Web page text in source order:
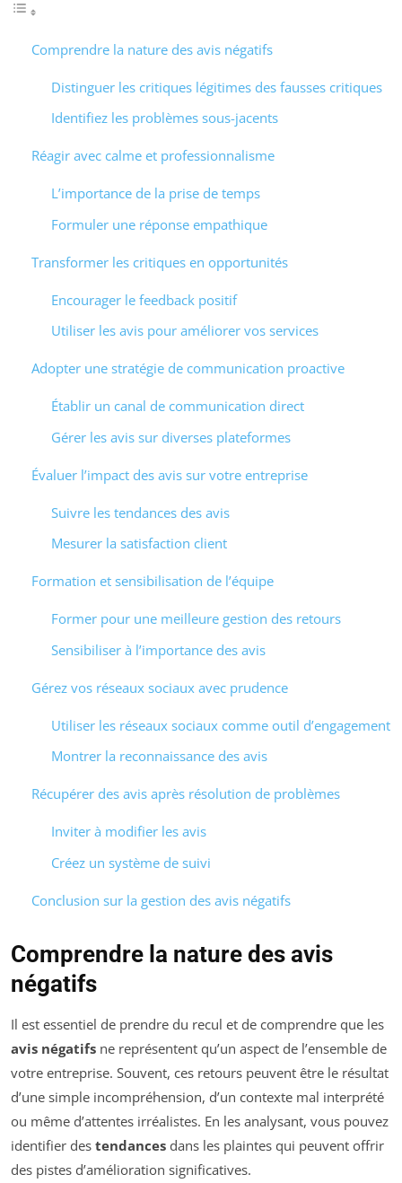
Comprendre la nature des avis négatifs
Distinguer les critiques légitimes des fausses critiques
Identifiez les problèmes sous-jacents
Réagir avec calme et professionnalisme
L’importance de la prise de temps
Formuler une réponse empathique
Transformer les critiques en opportunités
Encourager le feedback positif
Utiliser les avis pour améliorer vos services
Adopter une stratégie de communication proactive
Établir un canal de communication direct
Gérer les avis sur diverses plateformes
Évaluer l’impact des avis sur votre entreprise
Suivre les tendances des avis
Mesurer la satisfaction client
Formation et sensibilisation de l’équipe
Former pour une meilleure gestion des retours
Sensibiliser à l’importance des avis
Gérez vos réseaux sociaux avec prudence
Utiliser les réseaux sociaux comme outil d’engagement
Montrer la reconnaissance des avis
Récupérer des avis après résolution de problèmes
Inviter à modifier les avis
Créez un système de suivi
Conclusion sur la gestion des avis négatifs
Comprendre la nature des avis
négatifs
Il est essentiel de prendre du recul et de comprendre que les
avis négatifs ne représentent qu’un aspect de l’ensemble de
votre entreprise. Souvent, ces retours peuvent être le résultat
d’une simple incompréhension, d’un contexte mal interprété
ou même d’attentes irréalistes. En les analysant, vous pouvez
identifier des tendances dans les plaintes qui peuvent offrir
des pistes d’amélioration significatives.